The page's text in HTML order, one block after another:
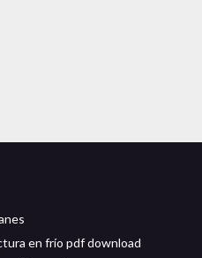
en frío pdf download